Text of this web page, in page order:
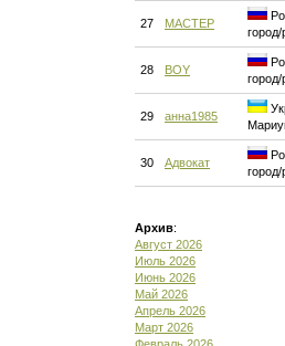
27 MACTEP
город/
28 BOY
город/
29 анна1985
30 Адвокат
город/
Архив:
Август 2026
Июль 2026
Июнь 2026
Май 2026
Апрель 2026
Март 2026